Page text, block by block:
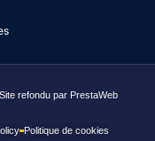
refondu par PrestaWeb
Politique de cookies